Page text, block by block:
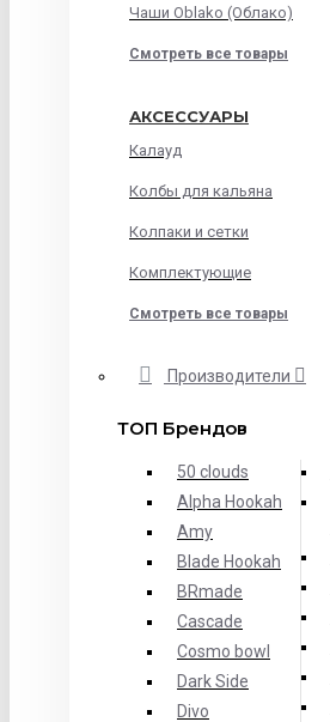
Чаши Oblako (Облако)
Смотреть все товары
АКСЕССУАРЫ
Калауд
Колбы для кальяна
Колпаки и сетки
Комплектующие
Смотреть все товары
Производители
ТОП Брендов
50 clouds
Alpha Hookah
Amy
Blade Hookah
BRmade
Cascade
Cosmo bowl
Dark Side
Divo